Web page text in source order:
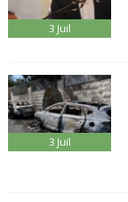
3 Juil
3 Juil